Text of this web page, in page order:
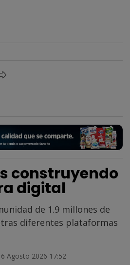
construyendo
digital
de 1.9 millones de
diferentes plataformas
6 Agosto 2026 17:52